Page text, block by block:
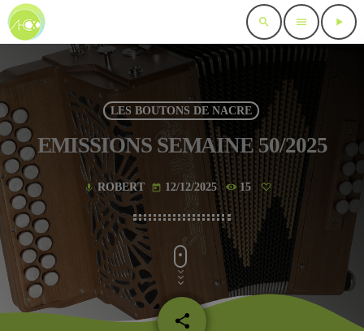
search menu play_arrow
LES BOUTONS DE NACRE
EMISSIONS SEMAINE 50/2025
mic ROBERT today 12/12/2025 15
share
email